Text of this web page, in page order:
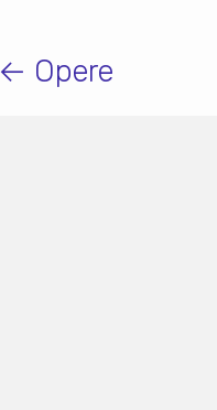
← Opere